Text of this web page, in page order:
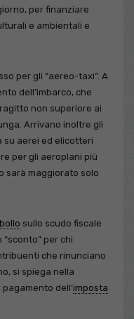
per finanziare
e ambientali e
per gli “aereo-taxi”. A
dell’imbarco, che
non superiore ai
Arrivano inoltre gli
su aerei ed elicotteri
per gli aeroplani più
sarà maggiorato solo
bollo sullo scudo fiscale
“sconto” per chi
che rinunciano
si spiega nella
dell’imposta